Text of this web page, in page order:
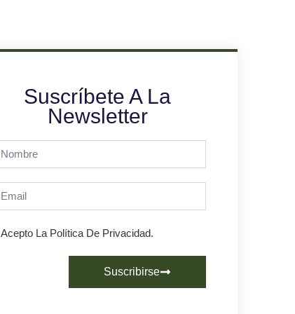
Suscríbete A La
Newsletter
Acepto La Política De Privacidad.
Suscribirse